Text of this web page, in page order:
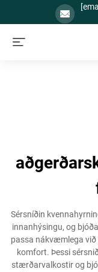
Sérsníðin
innanhýsingu, og
passa nákvæmlega
komfort. Þessi
stærðarvalkostir og